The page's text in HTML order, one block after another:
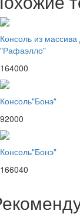
Консоль из массива
"Рафаэлло"
164000
Консоль"Бонэ"
92000
Консоль"Бонэ"
166040